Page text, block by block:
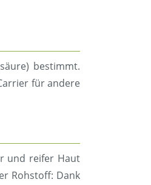
bestimmt.
für andere
und reifer Haut
Rohstoff: Dank